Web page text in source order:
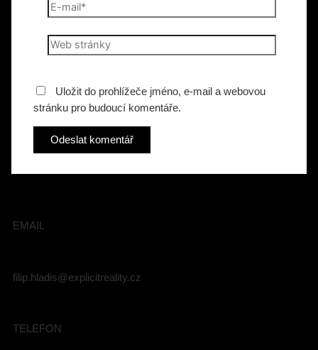
Uložit do prohlížeče jméno, e-mail a webovou
stránku pro budoucí komentáře.
EMAIL
filip.hladis@explicitreality.cz
TELEFON